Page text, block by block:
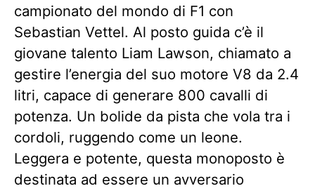
campionato del mondo di F1 con
Sebastian Vettel. Al posto guida c’è il
giovane talento Liam Lawson, chiamato a
gestire l’energia del suo motore V8 da 2.4
litri, capace di generare 800 cavalli di
potenza. Un bolide da pista che vola tra i
cordoli, ruggendo come un leone.
Leggera e potente, questa monoposto è
destinata ad essere un avversario